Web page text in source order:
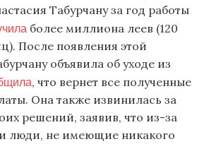
Табурчану за год работы
более миллиона леев (120
После появления этой
объявила об уходе из
, что вернет все полученные
Она также извинилась за
решений, заявив, что из-за
люди, не имеющие никакого